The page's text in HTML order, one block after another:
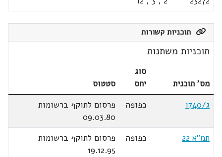
תוכניות קשורות
תוכניות משתנות
מס' תוכנית
סוג
יחס
סטטוס
ג/1740
כפופה
פרסום לתוקף ברשומות
09.03.80
תמ"א 22
כפופה
פרסום לתוקף ברשומות
19.12.95